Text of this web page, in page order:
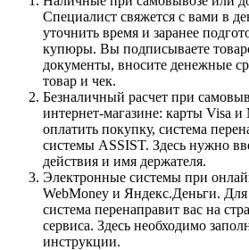
Специалист свяжется с вами в
уточнить время и заранее
купюры. Вы подписываете
документы, вносите денежные
товар и чек.
Безналичный расчет при
интернет-магазине: карты Visa
оплатить покупку, система
системы ASSIST. Здесь нужно
действия и имя держателя.
Электронные системы при
WebMoney и Яндекс.Деньги.
система перенаправит вас на
сервиса. Здесь необходимо
инструкции.